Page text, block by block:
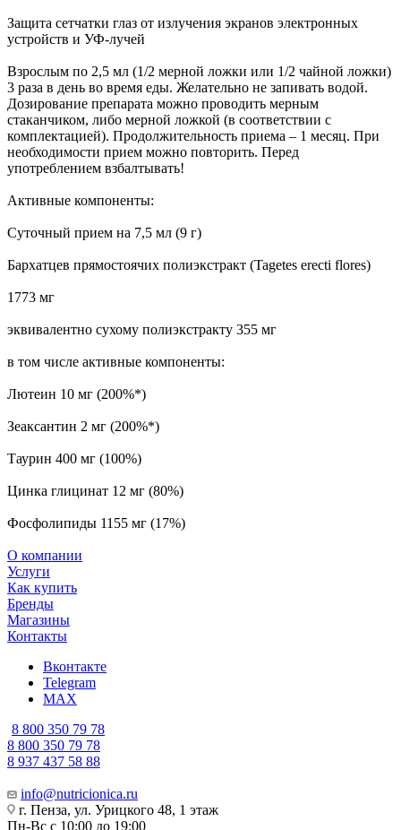
Защита сетчатки глаз от излучения экранов электронных
устройств и УФ-лучей
Взрослым по 2,5 мл (1/2 мерной ложки или 1/2 чайной ложки)
3 раза в день во время еды. Желательно не запивать водой.
Дозирование препарата можно проводить мерным
стаканчиком, либо мерной ложкой (в соответствии с
комплектацией). Продолжительность приема – 1 месяц. При
необходимости прием можно повторить. Перед
употреблением взбалтывать!
Активные компоненты:
Суточный прием на 7,5 мл (9 г)
Бархатцев прямостоячих полиэкстракт (Tagetes erecti flores)
1773 мг
эквивалентно сухому полиэкстракту 355 мг
в том числе активные компоненты:
Лютеин 10 мг (200%*)
Зеаксантин 2 мг (200%*)
Таурин 400 мг (100%)
Цинка глицинат 12 мг (80%)
Фосфолипиды 1155 мг (17%)
О компании
Услуги
Как купить
Бренды
Магазины
Контакты
Вконтакте
Telegram
MAX
8 800 350 79 78
8 800 350 79 78
8 937 437 58 88
info@nutricionica.ru
г. Пенза, ул. Урицкого 48, 1 этаж
Пн-Вс с 10:00 до 19:00